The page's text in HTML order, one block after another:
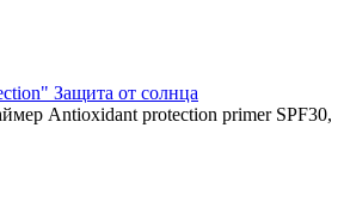
Защита от солнца
Antioxidant protection primer SPF30,